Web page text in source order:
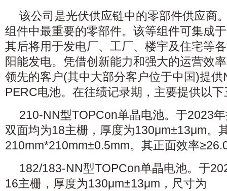
该公司是光伏供应链中的零部件供应商
组件中最重要的零部件。该等组件可集成
其后将用于发电厂、工厂、楼宇及住宅等
阳能发电。凭借创新能力和强大的运营效
领先的客户(其中大部分客户位于中国)提
PERC电池。在往绩记录期，主要提供以
210-NN型TOPCon单晶电池。于2023
双面均为18主栅，厚度为130μm±13μm。
210mm*210mm±0.5mm。其正面效率
182/183-NN型TOPCon单晶电池。于
16主栅，厚度为130μm±13μm，尺寸为